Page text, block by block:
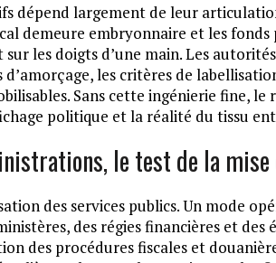
dépend largement de leur
demeure embryonnaire et les fonds
les doigts d’une main. Les
les critères de
Sans cette ingénierie fine, le
politique et la réalité du tissu
le test de la
des services publics. Un mode
des régies financières et des
des procédures fiscales et